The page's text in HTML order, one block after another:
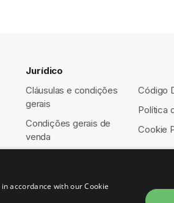
Jurídico
Cláusulas e condições
gerais
Condições gerais de
venda
Código
Política
Cookie
accordance with our Cookie